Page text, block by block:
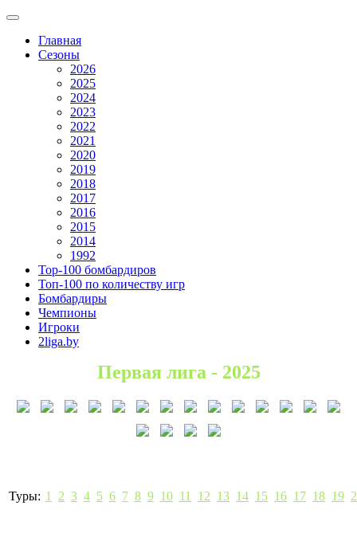
Главная
Сезоны
2026
2025
2024
2023
2022
2021
2020
2019
2018
2017
2016
2015
2014
1992
Top-100 бомбардиров
Топ-100 по количеству игр
Бомбардиры
Чемпионы
Игроки
2liga.by
Первая лига - 2025
Туры: 1 2 3 4 5 6 7 8 9 10 11 12 13 14 15 16 17 18 19